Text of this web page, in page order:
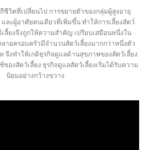
ชีวิตที่เปลี่ยนไป การขยายตัวของกลุ่มผู้สูงอายุ
ละผู้อาศัยคนเดียวที่เพิ่มขึ้น ทําให้การเลี้ยงสัตว์
ลี้ยงจึงถูกให้ความสําคัญ เปรียบเสมือนหนึ่งใน
ายครอบครัวมีจํานวนสัตว์เลี้ยงมากกว่าหนึ่งตัว
จึงทำให้เกดิธุรกิจดูแลด้านสุขภาพของสัตว์เลี้ยง
ของสัตว์เลี้ยง ธุรกิจดูแลสัตว์เลี้ยงเริ่มได้รับความ
นิยมอย่างกว้างขวาง